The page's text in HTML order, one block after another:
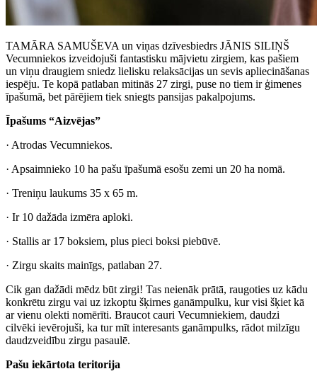
TAMĀRA SAMUŠEVA un viņas dzīvesbiedrs JĀNIS SILIŅŠ
Vecumniekos izveidojuši fantastisku mājvietu zirgiem, kas pašiem
un viņu draugiem sniedz lielisku relaksācijas un sevis apliecināšanas
iespēju. Te kopā patlaban mitinās 27 zirgi, puse no tiem ir ģimenes
īpašumā, bet pārējiem tiek sniegts pansijas pakalpojums.
Īpašums “Aizvējas”
· Atrodas Vecumniekos.
· Apsaimnieko 10 ha pašu īpašumā esošu zemi un 20 ha nomā.
· Treniņu laukums 35 x 65 m.
· Ir 10 dažāda izmēra aploki.
· Stallis ar 17 boksiem, plus pieci boksi piebūvē.
· Zirgu skaits mainīgs, patlaban 27.
Cik gan dažādi mēdz būt zirgi! Tas neienāk prātā, raugoties uz kādu
konkrētu zirgu vai uz izkoptu šķirnes ganāmpulku, kur visi šķiet kā
ar vienu olekti nomērīti. Braucot cauri Vecumniekiem, daudzi
cilvēki ievērojuši, ka tur mīt interesants ganāmpulks, rādot milzīgu
daudzveidību zirgu pasaulē.
Pašu iekārtota teritorija